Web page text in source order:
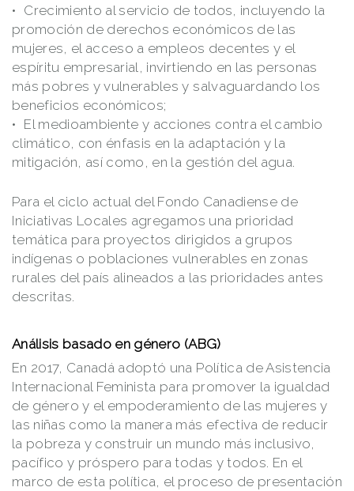
Crecimiento al servicio de todos, incluyendo la
promoción de derechos económicos de las
mujeres, el acceso a empleos decentes y el
espíritu empresarial, invirtiendo en las personas
más pobres y vulnerables y salvaguardando los
beneficios económicos;
El medioambiente y acciones contra el cambio
climático, con énfasis en la adaptación y la
mitigación, así como, en la gestión del agua.
Para el ciclo actual del Fondo Canadiense de
Iniciativas Locales agregamos una prioridad
temática para proyectos dirigidos a grupos
indígenas o poblaciones vulnerables en zonas
rurales del país alineados a las prioridades antes
descritas.
Análisis basado en género (ABG)
En 2017, Canadá adoptó una Política de Asistencia
Internacional Feminista para promover la igualdad
de género y el empoderamiento de las mujeres y
las niñas como la manera más efectiva de reducir
la pobreza y construir un mundo más inclusivo,
pacífico y próspero para todas y todos. En el
marco de esta política, el proceso de presentación